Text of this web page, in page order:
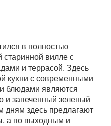
в полностью
старинной вилле с
и террасой. Здесь
кухни с современными
блюдами являются
и запеченный зеленый
дням здесь предлагают
а по выходным и